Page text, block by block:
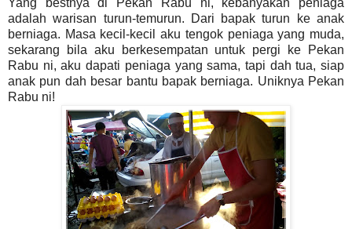
Yang bestnya di Pekan Rabu ni, kebanyakan peniaga
adalah warisan turun-temurun. Dari bapak turun ke anak
berniaga. Masa kecil-kecil aku tengok peniaga yang muda,
sekarang bila aku berkesempatan untuk pergi ke Pekan
Rabu ni, aku dapati peniaga yang sama, tapi dah tua, siap
anak pun dah besar bantu bapak berniaga. Uniknya Pekan
Rabu ni!